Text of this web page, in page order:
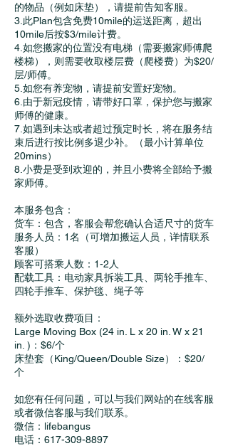
的物品（例如床垫），请提前告知客服。
3.此Plan包含免费10mile的运送距离，超出
10mile后按$3/mile计费。
4.如您搬家的位置没有电梯（需要搬家师傅爬
楼梯），则需要收取楼层费（爬楼费）为$20/
层/师傅。
5.如您有养宠物，请提前安置好宠物。
6.由于新冠疫情，请带好口罩，保护您与搬家
师傅的健康。
7.如遇到未达或者超过预定时长，将在服务结
束后进行按比例多退少补。（最小计算单位
20mins）
8.小费是受到欢迎的，并且小费将全部给予搬
家师傅。
本服务包含：
货车：包含，客服会帮您确认合适尺寸的货车
服务人员：1名（可增加搬运人员，详情联系
客服）
顾客可搭乘人数：1-2人
配载工具：电动家具拆装工具、两轮手推车、
四轮手推车、保护毯、绳子等
额外选取收费项目：
Large Moving Box (24 in. L x 20 in. W x 21
in. )：$6/个
床垫套（King/Queen/Double Size）：$20/
个
如您有任何问题，可以与我们网站的在线客服
或者微信客服与我们联系。
微信：lifebangus
电话：617-309-8897